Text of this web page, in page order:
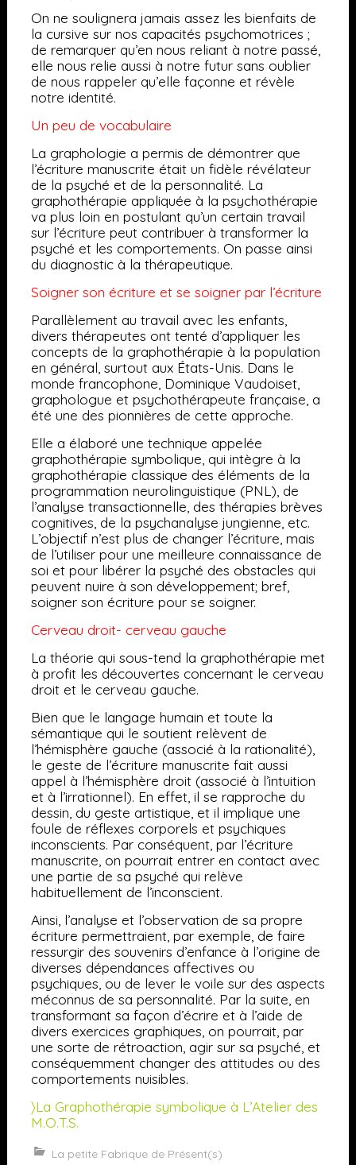
On ne soulignera jamais assez les bienfaits de
la cursive sur nos capacités psychomotrices ;
de remarquer qu’en nous reliant à notre passé,
elle nous relie aussi à notre futur sans oublier
de nous rappeler qu’elle façonne et révèle
notre identité.
Un peu de vocabulaire
La graphologie a permis de démontrer que
l’écriture manuscrite était un fidèle révélateur
de la psyché et de la personnalité. La
graphothérapie appliquée à la psychothérapie
va plus loin en postulant qu’un certain travail
sur l’écriture peut contribuer à transformer la
psyché et les comportements. On passe ainsi
du diagnostic à la thérapeutique.
Soigner son écriture et se soigner par l’écriture
Parallèlement au travail avec les enfants,
divers thérapeutes ont tenté d’appliquer les
concepts de la graphothérapie à la population
en général, surtout aux États-Unis. Dans le
monde francophone, Dominique Vaudoiset,
graphologue et psychothérapeute française, a
été une des pionnières de cette approche.
Elle a élaboré une technique appelée
graphothérapie symbolique, qui intègre à la
graphothérapie classique des éléments de la
programmation neurolinguistique (PNL), de
l’analyse transactionnelle, des thérapies brèves
cognitives, de la psychanalyse jungienne, etc.
L’objectif n’est plus de changer l’écriture, mais
de l’utiliser pour une meilleure connaissance de
soi et pour libérer la psyché des obstacles qui
peuvent nuire à son développement; bref,
soigner son écriture pour se soigner.
Cerveau droit- cerveau gauche
La théorie qui sous-tend la graphothérapie met
à profit les découvertes concernant le cerveau
droit et le cerveau gauche.
Bien que le langage humain et toute la
sémantique qui le soutient relèvent de
l’hémisphère gauche (associé à la rationalité),
le geste de l’écriture manuscrite fait aussi
appel à l’hémisphère droit (associé à l’intuition
et à l’irrationnel). En effet, il se rapproche du
dessin, du geste artistique, et il implique une
foule de réflexes corporels et psychiques
inconscients. Par conséquent, par l’écriture
manuscrite, on pourrait entrer en contact avec
une partie de sa psyché qui relève
habituellement de l’inconscient.
Ainsi, l’analyse et l’observation de sa propre
écriture permettraient, par exemple, de faire
ressurgir des souvenirs d’enfance à l’origine de
diverses dépendances affectives ou
psychiques, ou de lever le voile sur des aspects
méconnus de sa personnalité. Par la suite, en
transformant sa façon d’écrire et à l’aide de
divers exercices graphiques, on pourrait, par
une sorte de rétroaction, agir sur sa psyché, et
conséquemment changer des attitudes ou des
comportements nuisibles.
〉La Graphothérapie symbolique à L’Atelier des
M.O.T.S.
La petite Fabrique de Présent(s)